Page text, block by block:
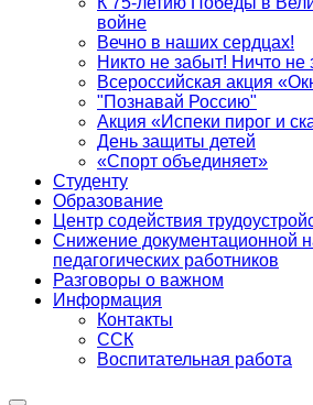
войне
Вечно в наших сердцах!
Никто не забыт! Ничто не
Всероссийская акция
"Познавай Россию"
Акция «Испеки пирог и
День защиты детей
«Спорт объединяет»
Студенту
Образование
Центр содействия
Снижение документационной
педагогических работников
Разговоры о важном
Информация
Контакты
ССК
Воспитательная работа